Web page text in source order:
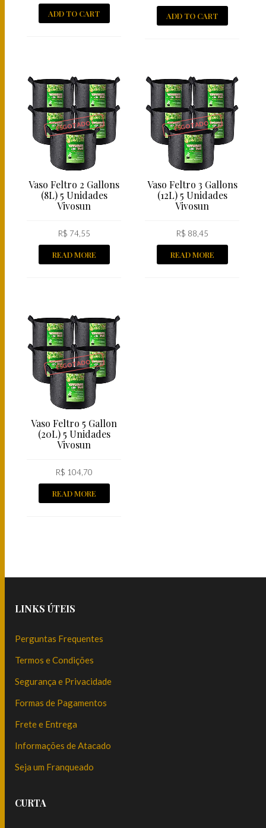
ADD TO CART ADD TO CART
ESGOTADO!
Vaso Feltro 2 Gallons
(8L) 5 Unidades
Vivosun
R$ 74,55
READ MORE
ESGOTADO!
Vaso Feltro 3 Gallons
(12L) 5 Unidades
Vivosun
R$ 88,45
READ MORE
ESGOTADO!
Vaso Feltro 5 Gallon
(20L) 5 Unidades
Vivosun
R$ 104,70
READ MORE
LINKS ÚTEIS
Perguntas Frequentes
Termos e Condições
Segurança e Privacidade
Formas de Pagamentos
Frete e Entrega
Informações de Atacado
Seja um Franqueado
CURTA